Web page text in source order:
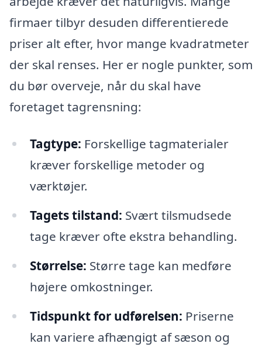
firmaer tilbyr desuden differentierede
priser alt efter, hvor mange kvadratmeter
der skal renses. Her er nogle punkter, som
du bør overveje, når du skal have
foretaget tagrensning:
Tagtype: Forskellige tagmaterialer
kræver forskellige metoder og
værktøjer.
Tagets tilstand: Svært tilsmudsede
tage kræver ofte ekstra behandling.
Størrelse: Større tage kan medføre
højere omkostninger.
Tidspunkt for udførelsen: Priserne
kan variere afhængigt af sæson og